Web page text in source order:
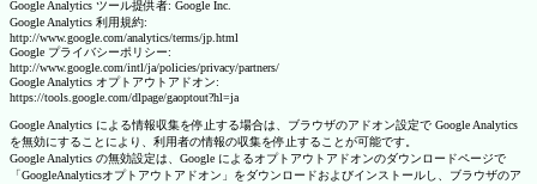
Google Analytics ツール提供者: Google Inc.
Google Analytics 利用規約:
http://www.google.com/analytics/terms/jp.html
Google プライバシーポリシー:
http://www.google.com/intl/ja/policies/privacy/partners/
Google Analytics オプトアウトアドオン:
https://tools.google.com/dlpage/gaoptout?hl=ja
Google Analytics による情報収集を停止する場合は、ブラウザのアドオン設定で Google Analytics
を無効にすることにより、利用者の情報の収集を停止することが可能です。
Google Analytics の無効設定は、Google によるオプトアウトアドオンのダウンロードページで
「GoogleAnalyticsオプトアウトアドオン」をダウンロードおよびインストールし、ブラウザのア